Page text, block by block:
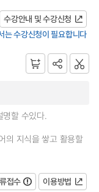
수강안내 및 수강신청
는 수강신청이 필요합니다
명할 수있다.
의 지식을 쌓고 활용할
접수 이용방법